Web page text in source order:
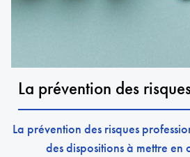
La prévention des
La prévention des risques
des dispositions à mettre